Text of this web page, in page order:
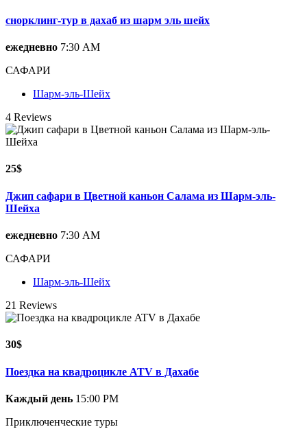
снорклинг-тур в дахаб из шарм эль шейх
ежедневно 7:30 AM
САФАРИ
Шарм-эль-Шейх
4 Reviews
25$
Джип сафари в Цветной каньон Салама из Шарм-эль-
Шейха
ежедневно 7:30 AM
САФАРИ
Шарм-эль-Шейх
21 Reviews
30$
Поездка на квадроцикле ATV в Дахабе
Каждый день 15:00 PM
Приключенческие туры